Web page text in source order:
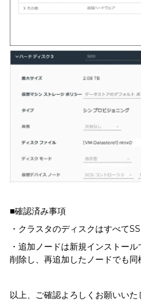
■確認済み事項
・クラスタのディスクはすべて
・追加ノードは新規インストー
削除し、再追加したノードでも同
以上、ご確認よろしくお願いいた